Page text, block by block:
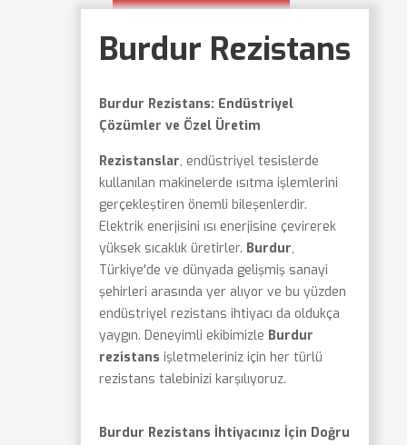
Burdur Rezistans
Burdur Rezistans: Endüstriyel
Çözümler ve Özel Üretim
Rezistanslar, endüstriyel tesislerde
kullanılan makinelerde ısıtma işlemlerini
gerçekleştiren önemli bileşenlerdir.
Elektrik enerjisini ısı enerjisine çevirerek
yüksek sıcaklık üretirler. Burdur,
Türkiye'de ve dünyada gelişmiş sanayi
şehirleri arasında yer alıyor ve bu yüzden
endüstriyel rezistans ihtiyacı da oldukça
yaygın. Deneyimli ekibimizle Burdur
rezistans işletmeleriniz için her türlü
rezistans talebinizi karşılıyoruz.
Burdur Rezistans İhtiyacınız İçin Doğru